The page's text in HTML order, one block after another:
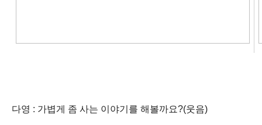
다영 : 가볍게 좀 사는 이야기를 해볼까요?(웃음)